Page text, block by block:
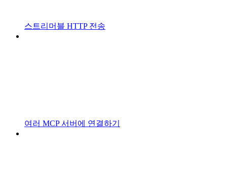
스트리머블 HTTP 전송
여러 MCP 서버에 연결하기